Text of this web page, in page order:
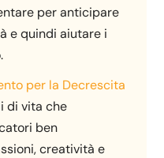
per anticipare
e quindi aiutare i
per la Decrescita
di vita che
ben
creatività e